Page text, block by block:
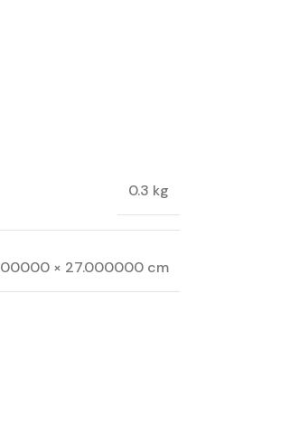
0.3 kg
× 27.000000 cm